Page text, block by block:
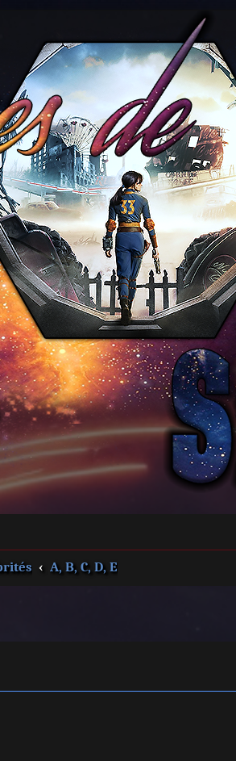
A, B, C, D, E